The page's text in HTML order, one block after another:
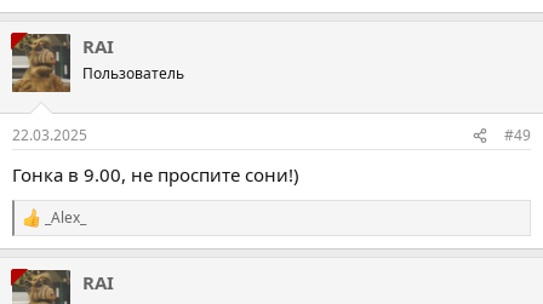
RAI
Пользователь
22.03.2025 #49
Гонка в 9.00, не проспите сони!)
Р
е
а
к
_Alex_
RAI